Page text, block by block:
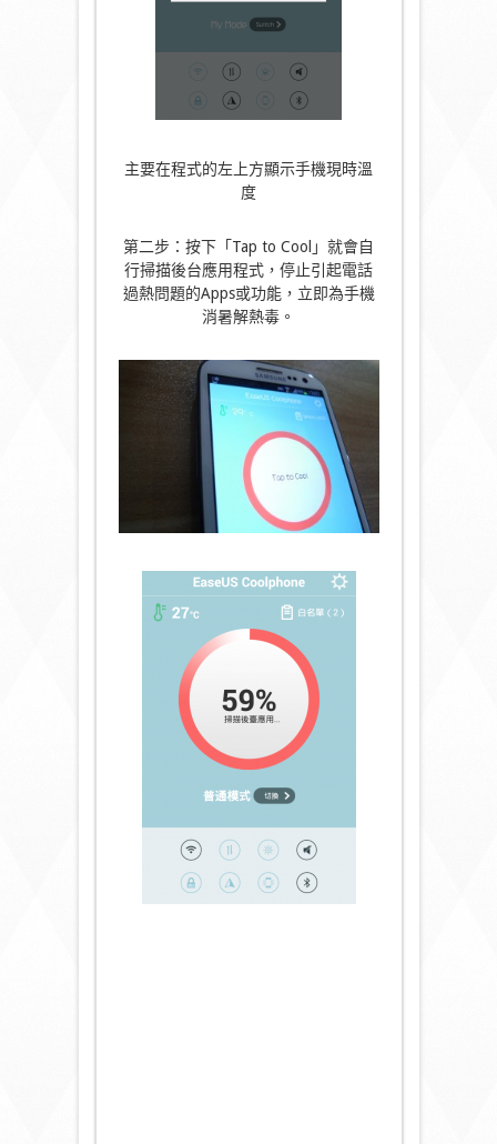
主要在程式的左上方顯示手機現時溫
度
第二步：按下「Tap to Cool」就會自
行掃描後台應用程式，停止引起電話
過熱問題的Apps或功能，立即為手機
消暑解熱毒。